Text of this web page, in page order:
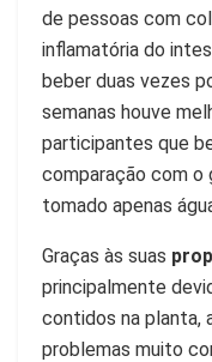
de pessoas com
inflamatória do
beber duas vezes
semanas houve
participantes que
comparação com o
tomado apenas
Graças às suas
principalmente
contidos na planta,
problemas muito